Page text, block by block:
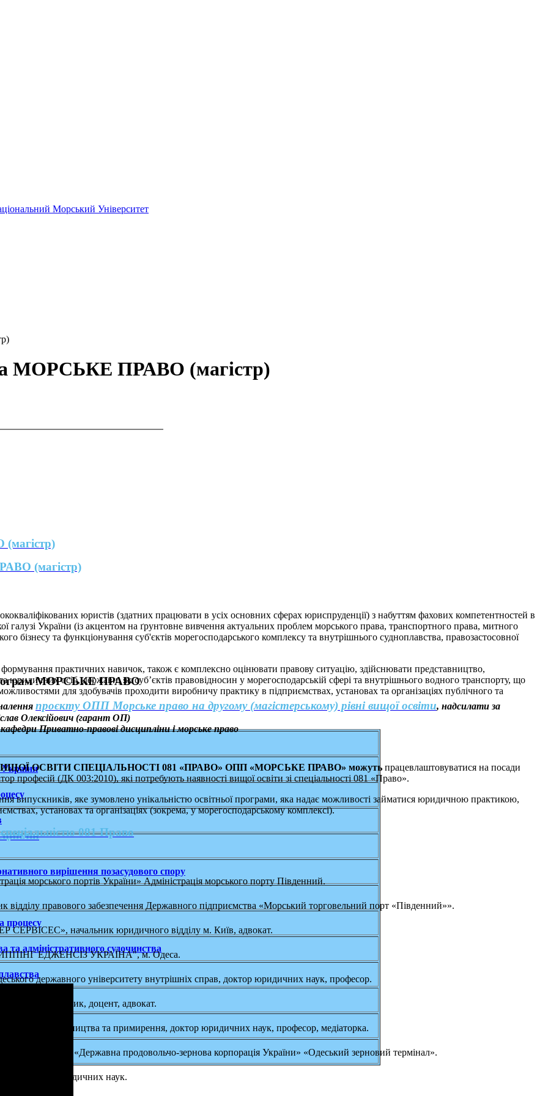
Морський Університет
МОРСЬКЕ ПРАВО (магістр)
(магістр)
юристів (здатних працювати в усіх основних сферах юриспруденції) з набуттям фахових компетентностей в
галузі України (із акцентом на ґрунтовне вивчення актуальних проблем морського права, транспортного права, митного
бізнесу та функціонування суб'єктів морегосподарського комплексу та внутрішнього судноплавства, правозастосовної
практичних навичок, також є комплексно оцінювати правову ситуацію, здійснювати представництво,
юридичних осіб, держави, як суб’єктів правовідносин у морегосподарській сфері та внутрішнього водного транспорту, що
для здобувачів проходити виробничу практику в підприємствах, установах та організаціях публічного та
програм МОРСЬКЕ ПРАВО
проєкту ОПП Морське право на другому (магістерському) рівні вищої освіти, надсилати за
Олексійович (гарант ОП)
Приватно-правові дисципліни і морське право
вирішення позасудового спору
процесу
та адміністративного судочинства
ОСВІТИ СПЕЦІАЛЬНОСТІ 081 «ПРАВО» ОПП «МОРСЬКЕ ПРАВО» можуть працевлаштовуватися на посади
професій (ДК 003:2010), які потребують наявності вищої освіти зі спеціальності 081 «Право».
випускників, яке зумовлено унікальністю освітньої програми, яка надає можливості займатися юридичною практикою,
установах та організаціях (зокрема, у морегосподарському комплексі).
081 Право
морського портів України» Адміністрація морського порту Південний.
правового забезпечення Державного підприємства «Морський торговельний порт «Південний»».
начальник юридичного відділу м. Київ, адвокат.
ЕДЖЕНСІЗ УКРАЇНА", м. Одеса.
державного університету внутрішніх справ, доктор юридичних наук, професор.
співробітник, доцент, адвокат.
посередництва та примирення, доктор юридичних наук, професор, медіаторка.
товариства «Державна продовольчо-зернова корпорація України» «Одеський зерновий термінал».
кандидат юридичних наук.